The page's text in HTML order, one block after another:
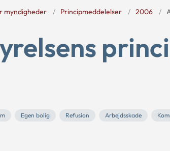
myndigheder Principmeddelelser 2006
Egen bolig Refusion Arbejdsskade